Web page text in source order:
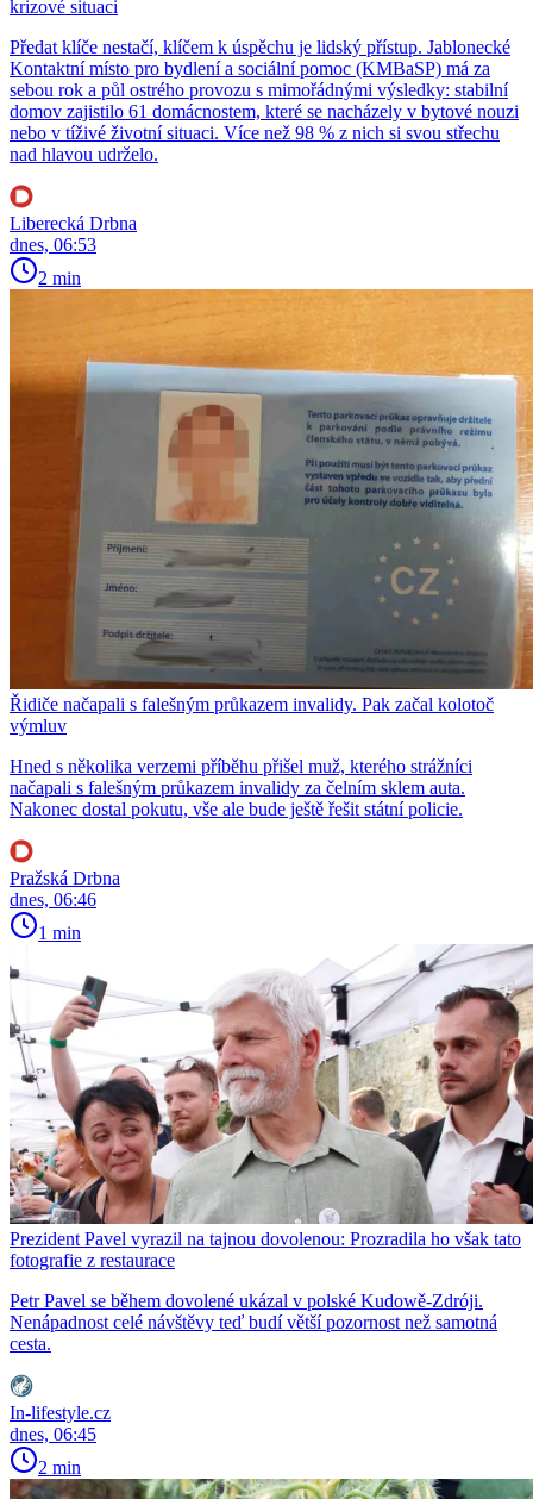
krizové situaci
Předat klíče nestačí, klíčem k úspěchu je lidský přístup. Jablonecké
Kontaktní místo pro bydlení a sociální pomoc (KMBaSP) má za
sebou rok a půl ostrého provozu s mimořádnými výsledky: stabilní
domov zajistilo 61 domácnostem, které se nacházely v bytové nouzi
nebo v tíživé životní situaci. Více než 98 % z nich si svou střechu
nad hlavou udrželo.
Liberecká Drbna
dnes, 06:53
2 min
Řidiče načapali s falešným průkazem invalidy. Pak začal kolotoč
výmluv
Hned s několika verzemi příběhu přišel muž, kterého strážníci
načapali s falešným průkazem invalidy za čelním sklem auta.
Nakonec dostal pokutu, vše ale bude ještě řešit státní policie.
Pražská Drbna
dnes, 06:46
1 min
Prezident Pavel vyrazil na tajnou dovolenou: Prozradila ho však tato
fotografie z restaurace
Petr Pavel se během dovolené ukázal v polské Kudowě-Zdróji.
Nenápadnost celé návštěvy teď budí větší pozornost než samotná
cesta.
In-lifestyle.cz
dnes, 06:45
2 min